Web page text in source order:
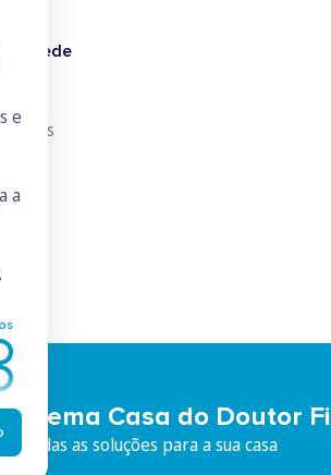
e
a
para estatística
para marketing e personalização
Casa do Doutor
todas as soluções para a sua casa
Rede
os ICs